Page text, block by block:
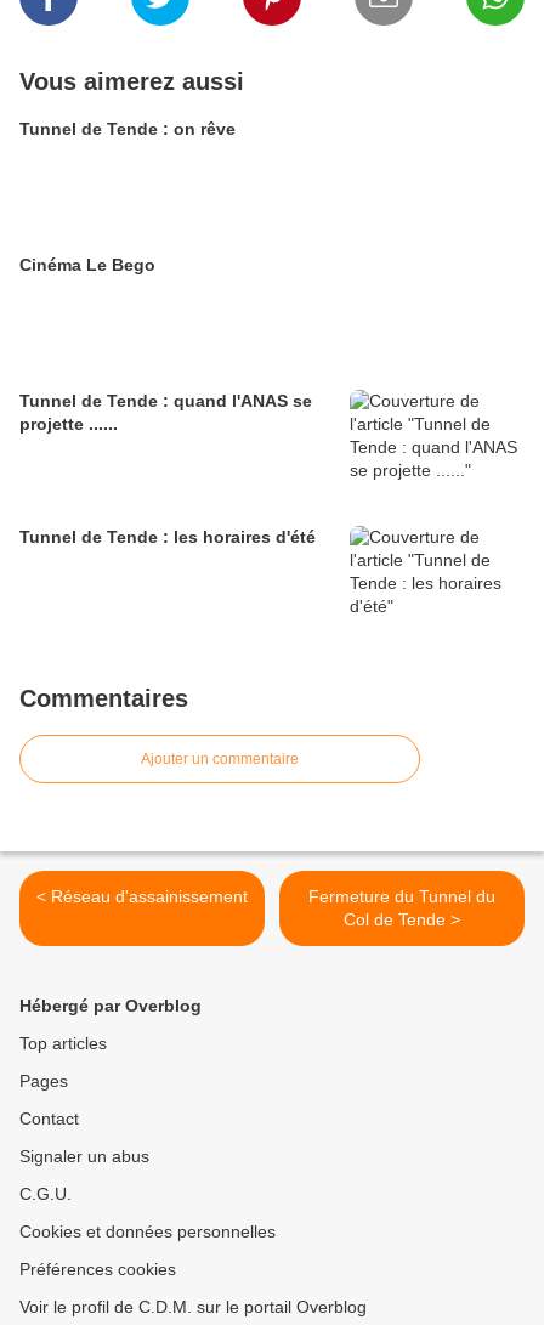
Vous aimerez aussi
Tunnel de Tende : on rêve
Cinéma Le Bego
Tunnel de Tende : quand l'ANAS se
projette ......
Tunnel de Tende : les horaires d'été
Commentaires
Ajouter un commentaire
< Réseau d'assainissement
Fermeture du Tunnel du
Col de Tende >
Hébergé par Overblog
Top articles
Pages
Contact
Signaler un abus
C.G.U.
Cookies et données personnelles
Préférences cookies
Voir le profil de C.D.M. sur le portail Overblog